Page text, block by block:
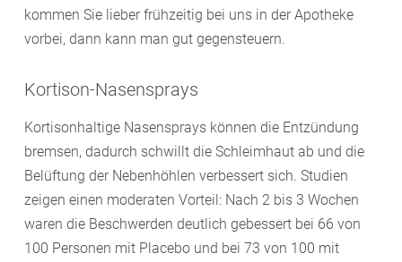
kommen Sie lieber frühzeitig bei uns in der Apotheke
vorbei, dann kann man gut gegensteuern.
Kortison-Nasensprays
Kortisonhaltige Nasensprays können die Entzündung
bremsen, dadurch schwillt die Schleimhaut ab und die
Belüftung der Nebenhöhlen verbessert sich. Studien
zeigen einen moderaten Vorteil: Nach 2 bis 3 Wochen
waren die Beschwerden deutlich gebessert bei 66 von
100 Personen mit Placebo und bei 73 von 100 mit